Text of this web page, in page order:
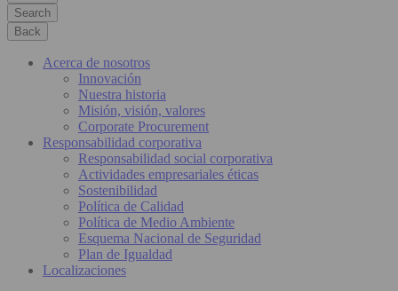
Search
Back
Acerca de nosotros
Innovación
Nuestra historia
Misión, visión, valores
Corporate Procurement
Responsabilidad corporativa
Responsabilidad social corporativa
Actividades empresariales éticas
Sostenibilidad
Política de Calidad
Política de Medio Ambiente
Esquema Nacional de Seguridad
Plan de Igualdad
Localizaciones